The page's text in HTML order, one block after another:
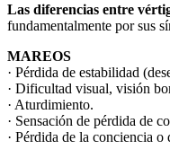
Las diferencias entre
fundamentalmente por sus
MAREOS
· Pérdida de estabilidad
· Dificultad visual, visión
· Aturdimiento.
· Sensación de pérdida de
· Pérdida de la conciencia o